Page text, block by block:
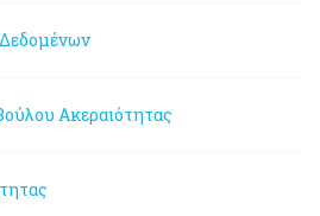
Ακεραιότητας